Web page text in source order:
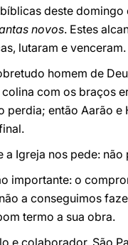
deste
novos. Estes
lutaram e venceram.
homem de
com os braços
perdia; então Aarão
Igreja nos pede:
importante: o
a conseguimos
termo a sua obra.
e colaborador, São